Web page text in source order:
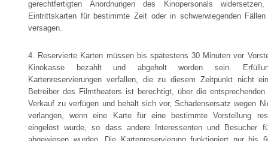
gerechtfertigten Anordnungen des Kinopersonals
Eintrittskarten für bestimmte Zeit oder in schwerwiegenden
versagen.
4. Reservierte Karten müssen bis spätestens 30 Minuten vor
Kinokasse bezahlt und abgeholt worden sein.
Kartenreservierungen verfallen, die zu diesem Zeitpunkt nicht
Betreiber des Filmtheaters ist berechtigt, über die
Verkauf zu verfügen und behält sich vor, Schadensersatz wegen
verlangen, wenn eine Karte für eine bestimmte Vorstellung
eingelöst wurde, so dass andere Interessenten und Besucher